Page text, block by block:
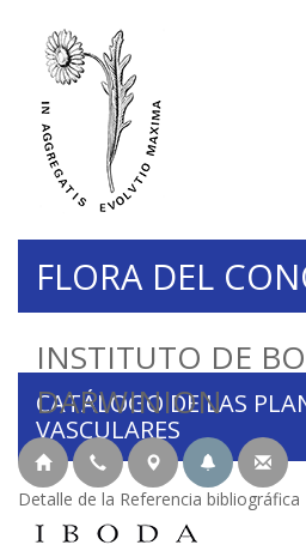
INSTITUTO DE
DARWINION
FLORA DEL
CATÁLOGO DE LAS
VASCULARES
Detalle de la Referencia bibliográfica